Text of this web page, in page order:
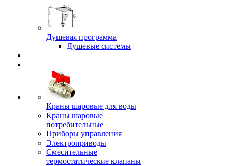
Душевая программа
Душевые системы
Краны шаровые для воды
Краны шаровые
потребительные
Приборы управления
Электроприводы
Смесительные
термостатические клапаны